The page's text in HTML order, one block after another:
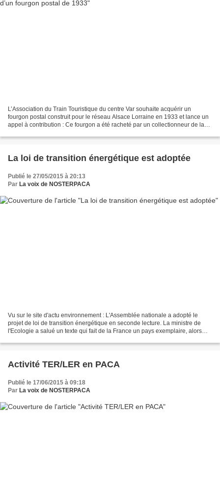
L’Association du Train Touristique du centre Var souhaite acquérir un
fourgon postal construit pour le réseau Alsace Lorraine en 1933 et lance un
appel à contribution : Ce fourgon a été racheté par un collectionneur de la
La loi de transition énergétique est adoptée
Publié le 27/05/2015 à 20:13
Par La voix de NOSTERPACA
Vu sur le site d'actu environnement : L'Assemblée nationale a adopté le
projet de loi de transition énergétique en seconde lecture. La ministre de
l'Ecologie a salué un texte qui fait de la France un pays exemplaire, alors
Activité TER/LER en PACA
Publié le 17/06/2015 à 09:18
Par La voix de NOSTERPACA